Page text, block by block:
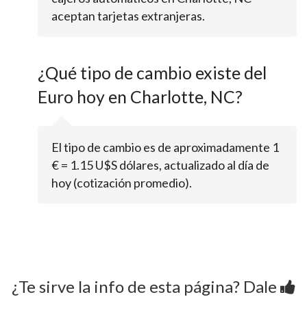
aceptan tarjetas extranjeras.
¿Qué tipo de cambio existe del
Euro hoy en Charlotte, NC?
El tipo de cambio es de aproximadamente 1
€ = 1.15 U$S dólares, actualizado al día de
hoy (cotización promedio).
¿Te sirve la info de esta página? Dale